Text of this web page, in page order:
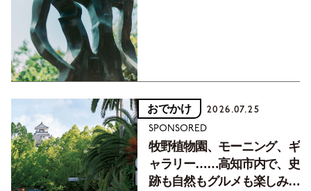
おでかけ 2026.07.25
SPONSORED
牧野植物園、モーニング、ギ
ャラリー……高知市内で、史
跡も自然もグルメも楽しみ尽